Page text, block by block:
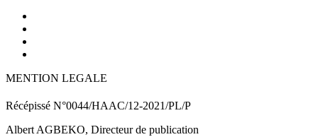
MENTION LEGALE
Récépissé N°0044/HAAC/12-2021/PL/P
Albert AGBEKO, Directeur de publication